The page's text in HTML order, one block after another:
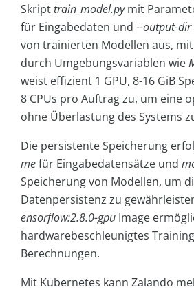
Skripttrain_model.pymit
für Eingabedaten und --output-dir
von trainierten Modellen aus,
durch Umgebungsvariablen wie
weist effizient 1 GPU, 8-16 GiB
8 CPUs pro Auftrag zu, um eine
ohne Überlastung des Systems
Die persistente Speicherung
mefür Eingabedatensätze und
Speicherung von Modellen, um
Datenpersistenz zu
ensorflow:2.8.0-gpu Image
hardwarebeschleunigtes
Berechnungen.
Mit Kubernetes kann Zalando